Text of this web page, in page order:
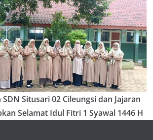
SDN Situsari 02 Cileungsi dan Jajaran
Selamat Idul Fitri 1 Syawal 1446 H